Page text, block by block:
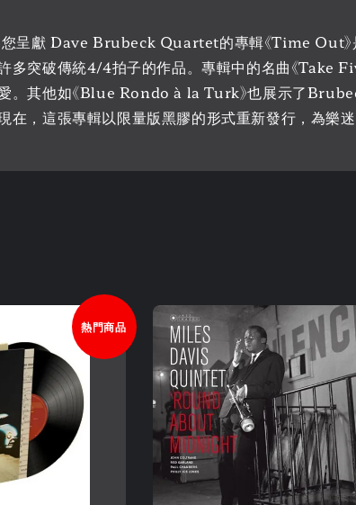
呈獻 Dave Brubeck Quartet的專輯《Time Out》
多突破傳統4/4拍子的作品。專輯中的名曲《Take
。其他如《Blue Rondo à la Turk》也展示了
在，這張專輯以限量版黑膠的形式重新發行，為樂迷
熱門商品